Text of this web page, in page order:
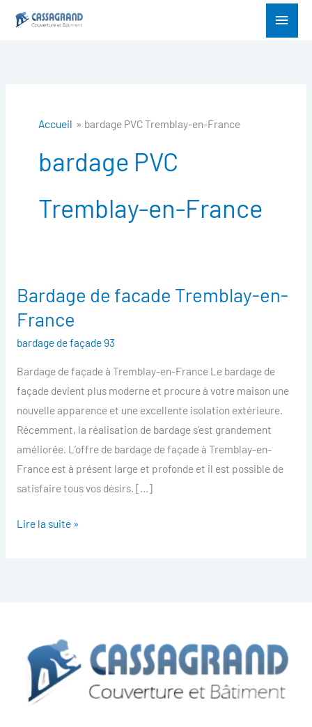
Menu
Accueil bardage PVC Tremblay-en-France
bardage PVC
Tremblay-en-France
Bardage de facade Tremblay-en-
France
bardage de façade 93
Bardage de façade à Tremblay-en-France Le bardage de
façade devient plus moderne et procure à votre maison une
nouvelle apparence et une excellente isolation extérieure.
Récemment, la réalisation de bardage s’est grandement
améliorée. L’offre de bardage de façade à Tremblay-en-
France est à présent large et profonde et il est possible de
satisfaire tous vos désirs. […]
Bardage
de
facade
Tremblay-
en-
France
Lire la suite »